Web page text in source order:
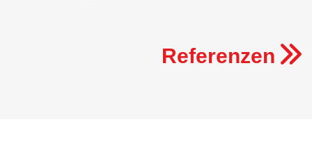
Referenzen